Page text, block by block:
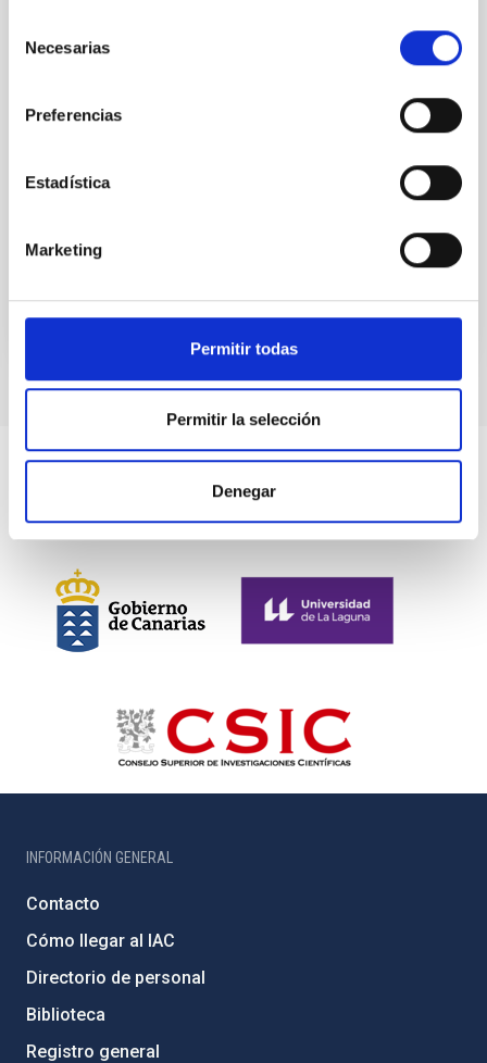
Necesarias
Preferencias
Estadística
Marketing
Permitir todas
Permitir la selección
Denegar
(AGN) winds, particularly ultrafast outflows (UFOs),
on planetary atmospheres remain largely
investigating the relationship between SMBH mass
Waas, Jourdan et al.
INFORMACIÓN GENERAL
Contacto
Cómo llegar al IAC
Directorio de personal
Biblioteca
Registro general